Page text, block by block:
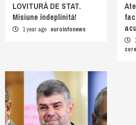
LOVITURĂ DE STAT.
Misiune îndeplinită!
1 year ago euroinfonews